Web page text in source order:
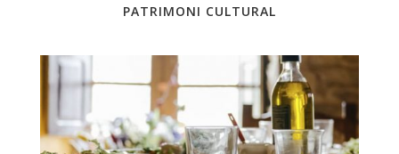
PATRIMONI CULTURAL